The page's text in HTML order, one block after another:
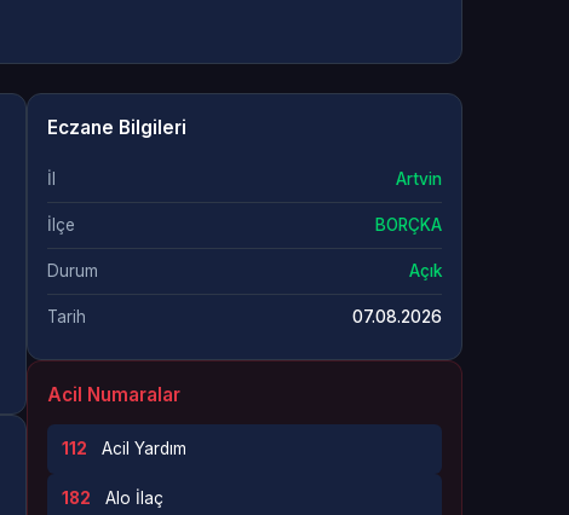
Eczane Bilgileri
İl Artvin
İlçe BORÇKA
Durum Açık
Tarih 07.08.2026
Acil Numaralar
112 Acil Yardım
182 Alo İlaç